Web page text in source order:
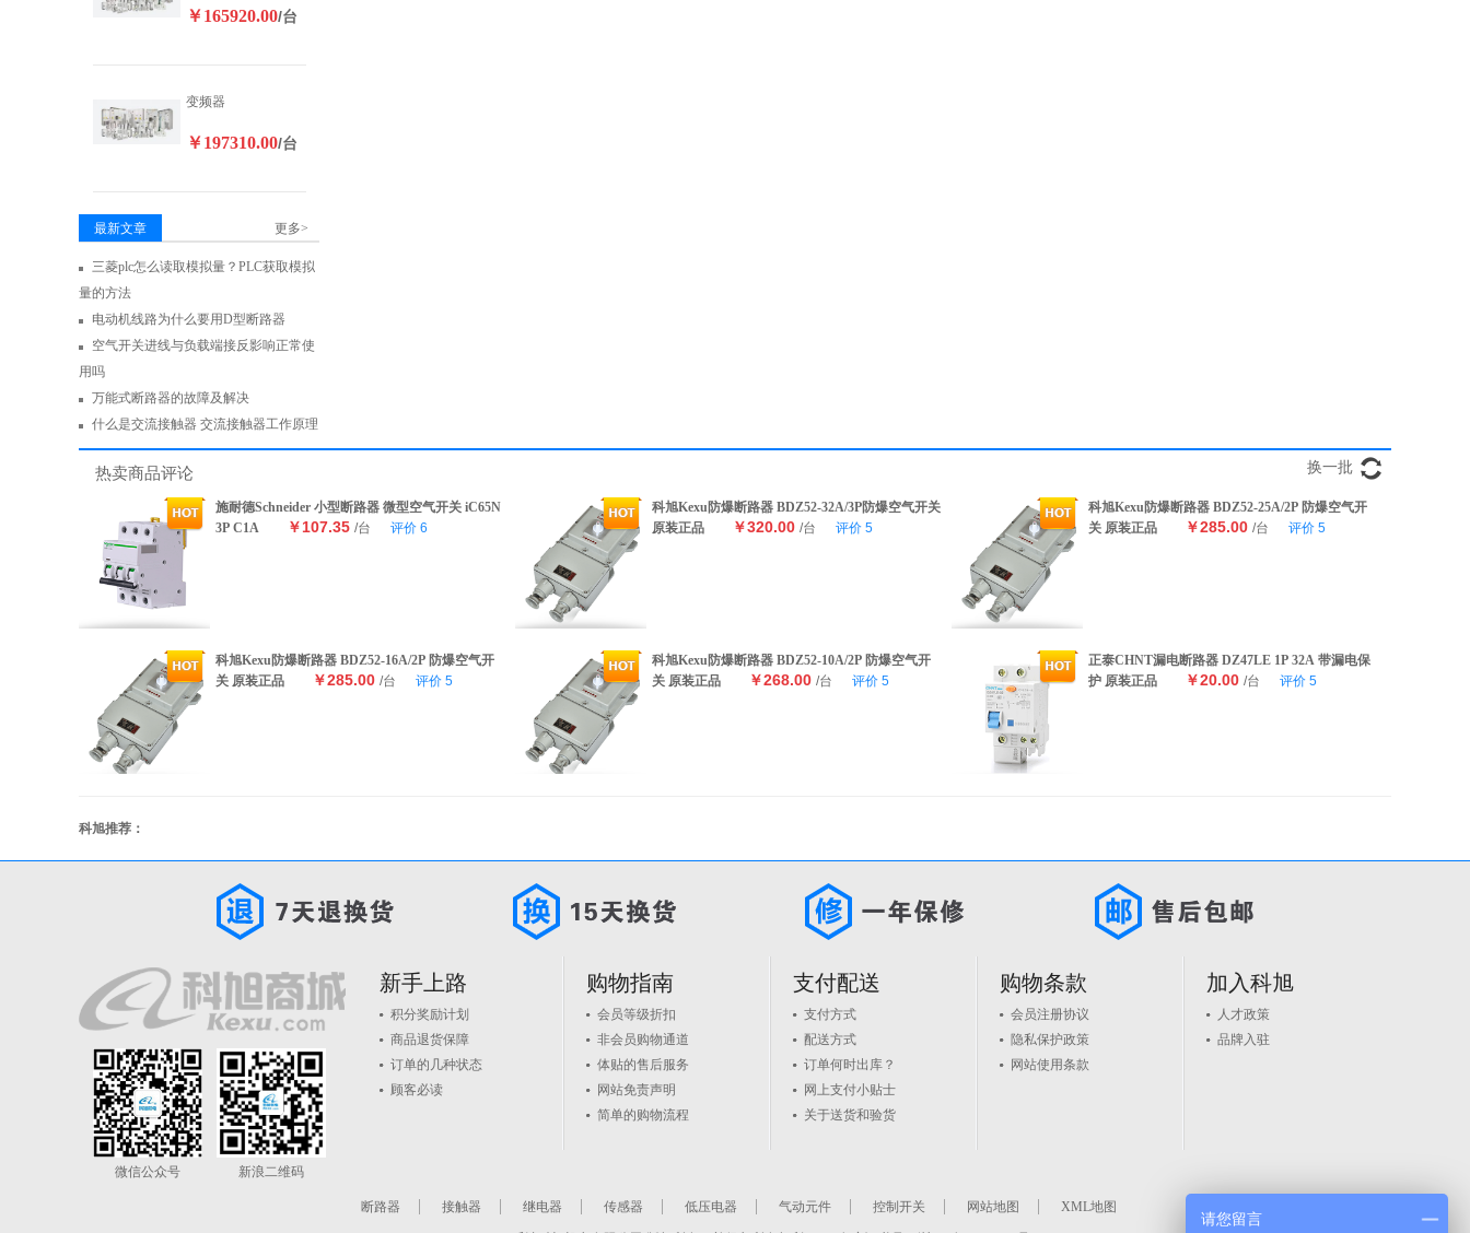
￥165920.00/台
变频器
￥197310.00/台
最新文章 更多>
三菱plc怎么读取模拟量？PLC获取模拟
量的方法
电动机线路为什么要用D型断路器
空气开关进线与负载端接反影响正常使
用吗
万能式断路器的故障及解决
什么是交流接触器 交流接触器工作原理
热卖商品评论 换一批
施耐德Schneider 小型断路器 微型空气开关 iC65N
3P C1A
￥107.35 /台 评价 6
科旭Kexu防爆断路器 BDZ52-32A/3P防爆空气开关
原装正品
￥320.00 /台 评价 5
科旭Kexu防爆断路器 BDZ52-25A/2P 防爆空气开
关 原装正品
￥285.00 /台 评价 5
科旭Kexu防爆断路器 BDZ52-16A/2P 防爆空气开
关 原装正品
￥285.00 /台 评价 5
科旭Kexu防爆断路器 BDZ52-10A/2P 防爆空气开
关 原装正品
￥268.00 /台 评价 5
正泰CHNT漏电断路器 DZ47LE 1P 32A 带漏电保
护 原装正品
￥20.00 /台 评价 5
科旭推荐：
微信公众号 新浪二维码
新手上路
积分奖励计划
商品退货保障
订单的几种状态
顾客必读
购物指南
会员等级折扣
非会员购物通道
体贴的售后服务
网站免责声明
简单的购物流程
支付配送
支付方式
配送方式
订单何时出库？
网上支付小贴士
关于送货和验货
购物条款
会员注册协议
隐私保护政策
网站使用条款
加入科旭
人才政策
品牌入驻
断路器 接触器 继电器 传感器 低压电器 气动元件 控制开关 网站地图 XML地图
请您留言